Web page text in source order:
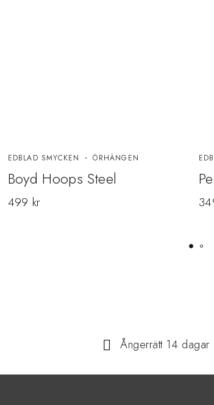
EDBLAD SMYCKEN ÖRHÄNGEN
Boyd Hoops Steel
499 kr
Ångerrätt 14 dagar